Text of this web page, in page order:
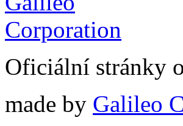
Oficiální stránky
made by Galileo